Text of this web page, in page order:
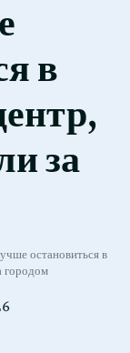
в
за
остановиться в
городом